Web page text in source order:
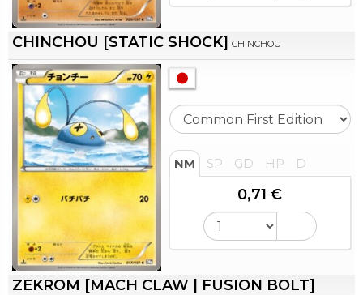
CHINCHOU [STATIC SHOCK] CHINCHOU
NM SP GD HP D
0,71 €
ZEKROM [MACH CLAW | FUSION BOLT]